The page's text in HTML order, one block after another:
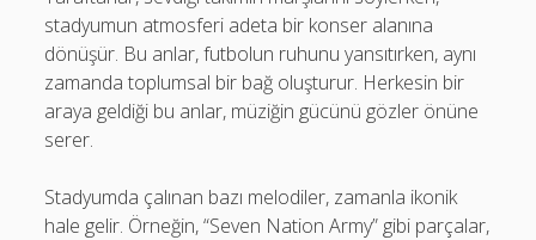
stadyumun atmosferi adeta bir konser alanına
dönüşür. Bu anlar, futbolun ruhunu yansıtırken, aynı
zamanda toplumsal bir bağ oluşturur. Herkesin bir
araya geldiği bu anlar, müziğin gücünü gözler önüne
serer.
Stadyumda çalınan bazı melodiler, zamanla ikonik
hale gelir. Örneğin, “Seven Nation Army” gibi parçalar,